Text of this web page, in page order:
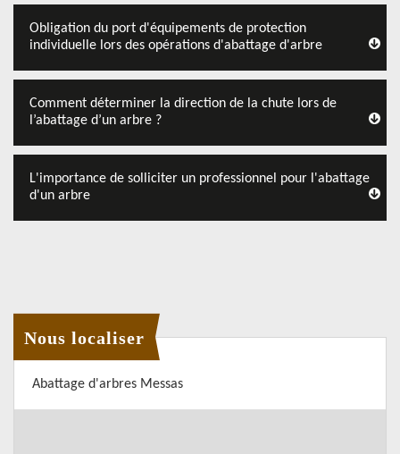
Obligation du port d'équipements de protection
individuelle lors des opérations d'abattage d'arbre
Comment déterminer la direction de la chute lors de
l’abattage d’un arbre ?
L'importance de solliciter un professionnel pour l'abattage
d'un arbre
Nous localiser
Abattage d'arbres Messas